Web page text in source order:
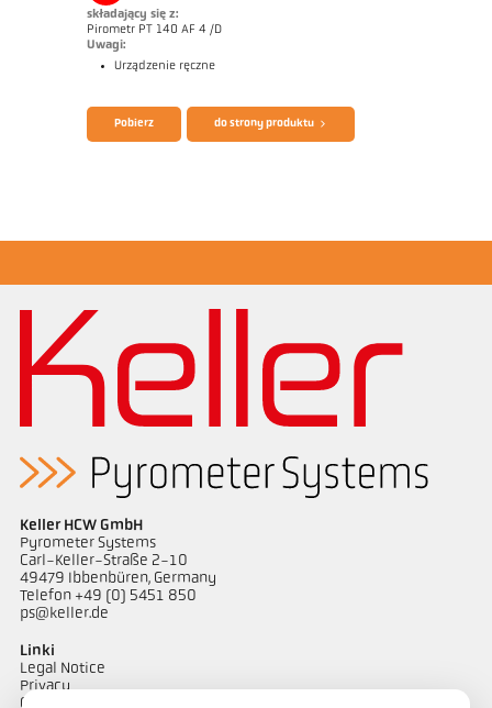
składający się z:
Pirometr PT 140 AF 4 /D
Uwagi:
Urządzenie ręczne
Pobierz do strony produktu
Keller HCW GmbH
Pyrometer Systems
Carl-Keller-Straße 2-10
49479 Ibbenbüren, Germany
Telefon +49 (0) 5451 850
ps@keller.de
Linki
Legal Notice
Privacy
GTC